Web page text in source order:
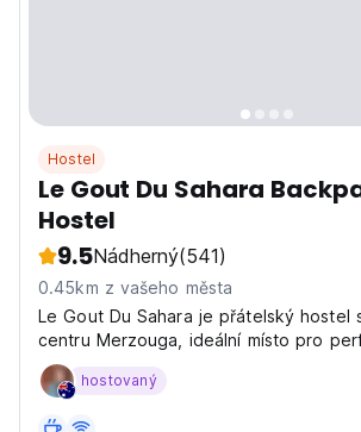
Hostel
Le Gout Du Sahara
Hostel
9.5Nádherný(541)
0.45km z vašeho města
Le Gout Du Sahara je přátelský hostel
centru Merzouga, ideální místo pro
hostovaný